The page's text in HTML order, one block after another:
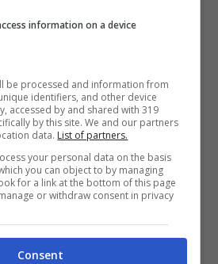
Quando non siete
la sua presenza? Hai
o di vederlo? L’amore non
ma è quel
di condividere la tua
può essere un
quanto è importante
nostra vita, e il desiderio
importante
information on a device
be processed and information from
identifiers, and other device
accessed by and shared with 319
by this site. We and our partners
data. List of partners.
your personal data on the basis
you can object to by managing
for a link at the bottom of this page
or withdraw consent in privacy
Consent